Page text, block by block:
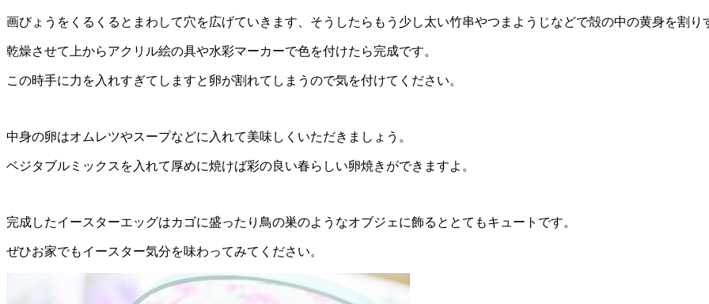
画びょうをくるくるとまわして穴を広げていきます、そうしたらもう少し太い竹串やつまようじなどで殻の中の黄身を割り
乾燥させて上からアクリル絵の具や水彩マーカーで色を付けたら完成です。
この時手に力を入れすぎてしますと卵が割れてしまうので気を付けてください。
中身の卵はオムレツやスープなどに入れて美味しくいただきましょう。
ベジタブルミックスを入れて厚めに焼けば彩の良い春らしい卵焼きができますよ。
完成したイースターエッグはカゴに盛ったり鳥の巣のようなオブジェに飾るととてもキュートです。
ぜひお家でもイースター気分を味わってみてください。